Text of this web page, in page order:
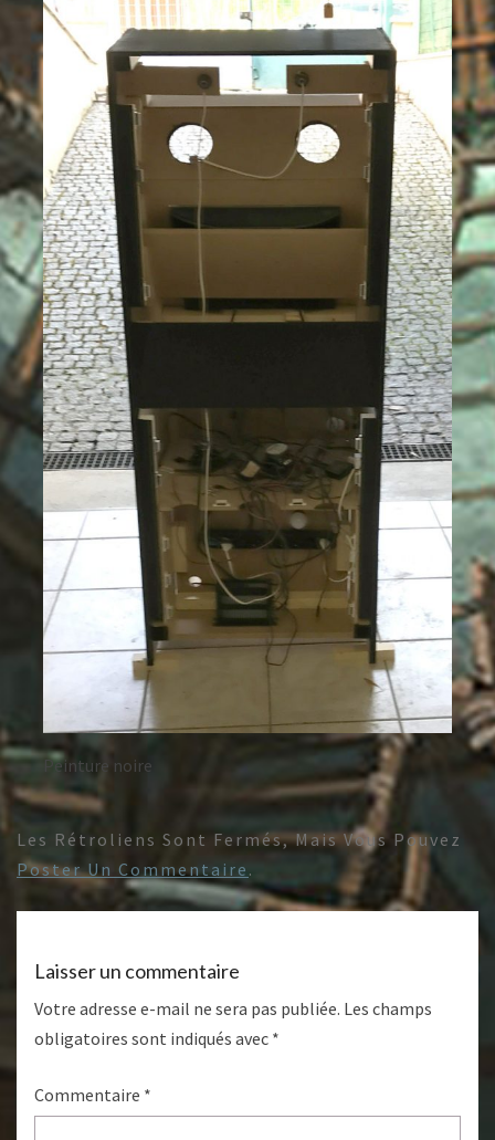
Peinture noire
Les Rétroliens Sont Fermés, Mais Vous Pouvez
Poster Un Commentaire .
Laisser un commentaire
Votre adresse e-mail ne sera pas publiée. Les champs
obligatoires sont indiqués avec *
Commentaire *